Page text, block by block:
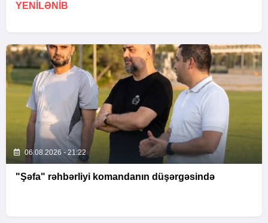
YENİLƏNİB
06.08.2026 - 21:22
"Şəfa" rəhbərliyi komandanın düşərgəsində